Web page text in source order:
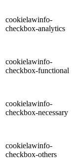
cookielawinfo-
checkbox-analytics
cookielawinfo-
checkbox-functional
cookielawinfo-
checkbox-necessary
cookielawinfo-
checkbox-others